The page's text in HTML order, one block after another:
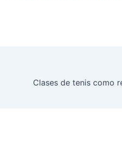
Clases de tenis como